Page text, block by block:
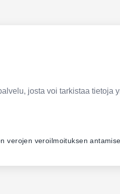
josta voi tarkistaa tietoja
verojen veroilmoituksen